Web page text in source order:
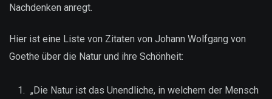
Nachdenken anregt.
Hier ist eine Liste von Zitaten von Johann Wolfgang von
Goethe über die Natur und ihre Schönheit:
„Die Natur ist das Unendliche, in welchem der Mensch